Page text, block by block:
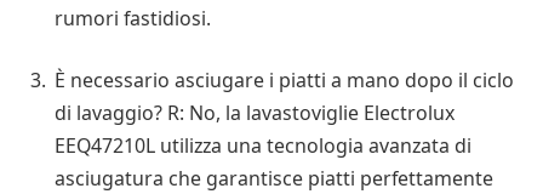
rumori fastidiosi.
È necessario asciugare i piatti a mano dopo il ciclo
di lavaggio? R: No, la lavastoviglie Electrolux
EEQ47210L utilizza una tecnologia avanzata di
asciugatura che garantisce piatti perfettamente